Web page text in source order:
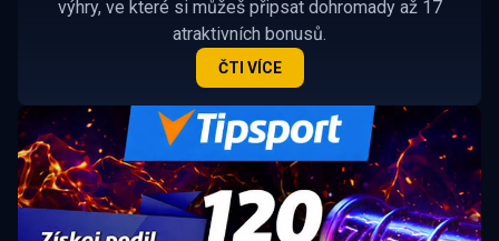
výhry, ve které si můžeš připsat dohromady až 17
atraktivních bonusů.
ČTI VÍCE